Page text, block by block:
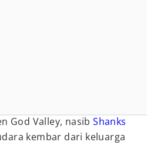
God Valley, nasibShanks
kembar dari keluarga